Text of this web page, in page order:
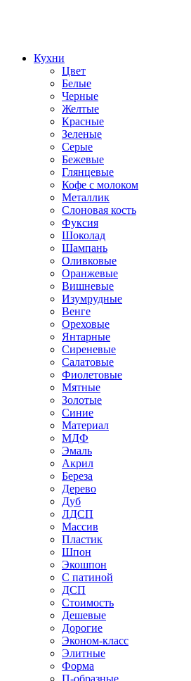
Кухни
Цвет
Белые
Черные
Желтые
Красные
Зеленые
Серые
Бежевые
Глянцевые
Кофе с молоком
Металлик
Слоновая кость
Фуксия
Шоколад
Шампань
Оливковые
Оранжевые
Вишневые
Изумрудные
Венге
Ореховые
Янтарные
Сиреневые
Салатовые
Фиолетовые
Мятные
Золотые
Синие
Материал
МДФ
Эмаль
Акрил
Береза
Дерево
Дуб
ЛДСП
Массив
Пластик
Шпон
Экошпон
С патиной
ДСП
Стоимость
Дешевые
Дорогие
Эконом-класс
Элитные
Форма
П-образные